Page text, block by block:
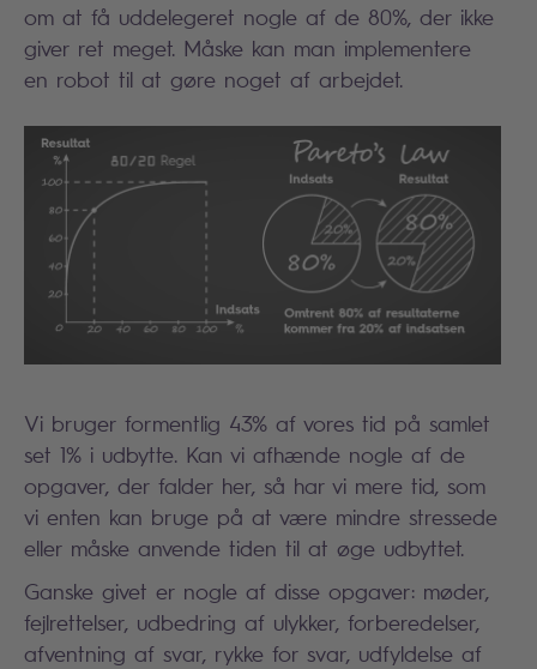
om at få uddelegeret nogle af de 80%, der ikke
giver ret meget. Måske kan man implementere
en robot til at gøre noget af arbejdet.
Vi bruger formentlig 43% af vores tid på samlet
set 1% i udbytte. Kan vi afhænde nogle af de
opgaver, der falder her, så har vi mere tid, som
vi enten kan bruge på at være mindre stressede
eller måske anvende tiden til at øge udbyttet.
Ganske givet er nogle af disse opgaver: møder,
fejlrettelser, udbedring af ulykker, forberedelser,
afventning af svar, rykke for svar, udfyldelse af